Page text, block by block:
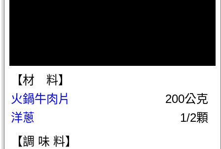
【材 料】
火鍋牛肉片
200公克
洋蔥
1/2顆
【調 味 料】